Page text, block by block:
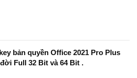
bản quyền Office 2021 Pro Plus
Full 32 Bit và 64 Bit .